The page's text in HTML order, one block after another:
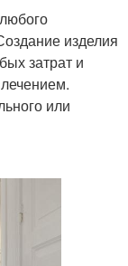
изделия
затрат и
или